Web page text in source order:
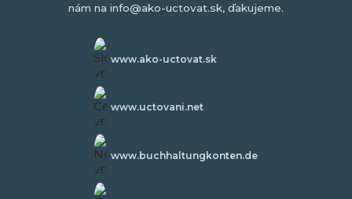
nám na info@ako-uctovat.sk, ďakujeme.
www.ako-uctovat.sk
www.uctovani.net
www.buchhaltungkonten.de